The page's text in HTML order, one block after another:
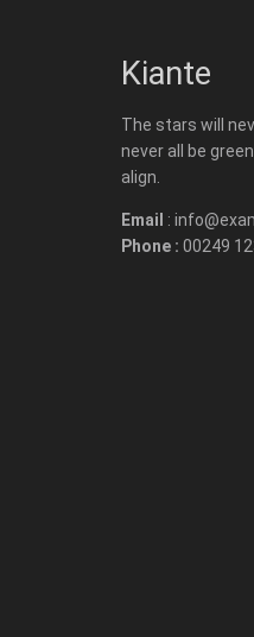
Kiante
The stars will
never all be
align.
Email :
Phone : 00249